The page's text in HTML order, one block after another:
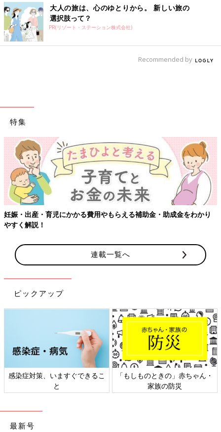
大人の旅は、心のゆとりから。 新しい旅の
選択肢って？
PR(リゾート・ステーション株式会社)
Recommended by
特集
妊娠・出産・育児にかかる費用やもらえる補助金・助成金をわかり
やすく解説！
連載一覧へ
ピックアップ
感染症対策、いますぐできるこ
と
「もしものときの」赤ちゃん・
家族の防災
最新号